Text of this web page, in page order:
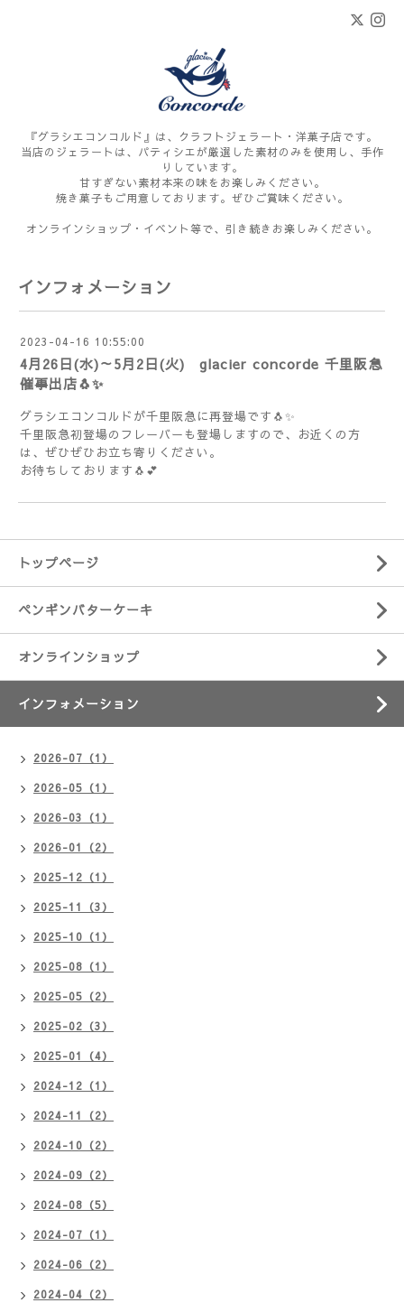
『グラシエコンコルド』は、クラフトジェラート・洋菓子店です。
当店のジェラートは、パティシエが厳選した素材のみを使用し、手作
りしています。
甘すぎない素材本来の味をお楽しみください。
焼き菓子もご用意しております。ぜひご賞味ください。
オンラインショップ・イベント等で、引き続きお楽しみください。
インフォメーション
2023-04-16 10:55:00
4月26日(水)～5月2日(火) glacier concorde 千里阪急
催事出店🐧✨
グラシエコンコルドが千里阪急に再登場です🐧✨
千里阪急初登場のフレーバーも登場しますので、お近くの方
は、ぜひぜひお立ち寄りください。
お待ちしております🐧💕
トップページ
ペンギンバターケーキ
オンラインショップ
インフォメーション
2026-07（1）
2026-05（1）
2026-03（1）
2026-01（2）
2025-12（1）
2025-11（3）
2025-10（1）
2025-08（1）
2025-05（2）
2025-02（3）
2025-01（4）
2024-12（1）
2024-11（2）
2024-10（2）
2024-09（2）
2024-08（5）
2024-07（1）
2024-06（2）
2024-04（2）